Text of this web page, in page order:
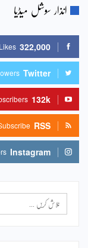
انذار سوشل میڈیا
322,000
Likes
Twitter
132k
RSS
Instagram